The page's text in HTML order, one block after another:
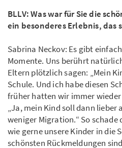
BLLV: Was war für Sie die
ein besonderes Erlebnis, das
Sabrina Neckov: Es gibt
Momente. Uns berührt
Eltern plötzlich sagen: „Mein
Schule. Und ich habe diesen
früher hatten wir immer
„Ja, mein Kind soll dann lieber
weniger Migration.“ So
wie gerne unsere Kinder in die
schönsten Rückmeldungen